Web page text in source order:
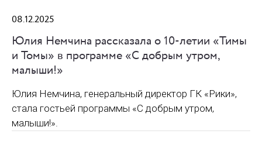
08.12.2025
Юлия Немчина рассказала о 10-летии «Тимы
и Томы» в программе «С добрым утром,
малыши!»
Юлия Немчина, генеральный директор ГК «Рики»,
стала гостьей программы «С добрым утром,
малыши!».